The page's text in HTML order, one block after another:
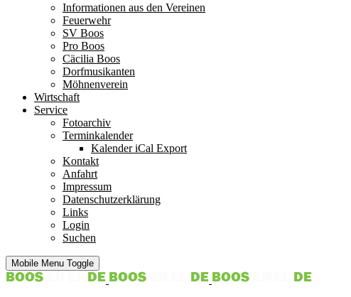
Informationen aus den Vereinen
Feuerwehr
SV Boos
Pro Boos
Cäcilia Boos
Dorfmusikanten
Möhnenverein
Wirtschaft
Service
Fotoarchiv
Terminkalender
Kalender iCal Export
Kontakt
Anfahrt
Impressum
Datenschutzerklärung
Links
Login
Suchen
Mobile Menu Toggle